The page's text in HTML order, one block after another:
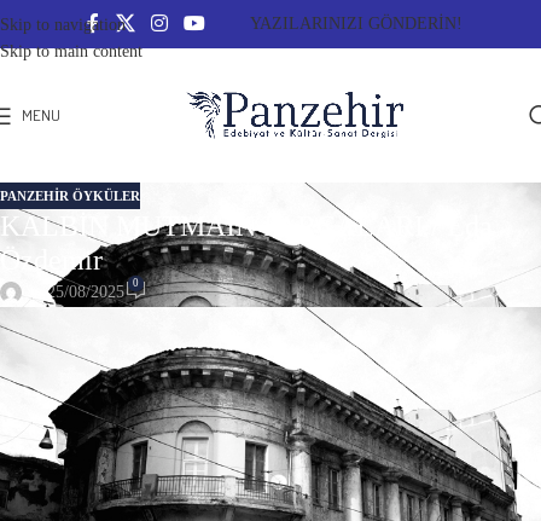
Skip to navigation
Skip to main content
YAZILARINIZI GÖNDERİN!
MENU
PANZEHIR ÖYKÜLER
KALBİN MUTMAİN PARÇALARI / Eda
Özdemir
On 25/08/2025 0